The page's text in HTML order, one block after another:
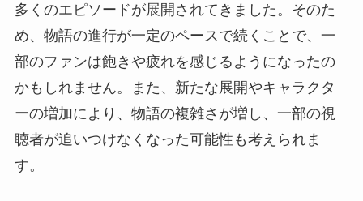
多くのエピソードが展開されてきました。そのた
め、物語の進行が一定のペースで続くことで、一
部のファンは飽きや疲れを感じるようになったの
かもしれません。また、新たな展開やキャラクタ
ーの増加により、物語の複雑さが増し、一部の視
聴者が追いつけなくなった可能性も考えられま
す。